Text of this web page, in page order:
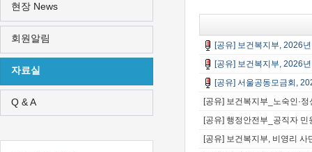
[공유] 보건복지부, 2026
[공유] 보건복지부, 2026
[공유] 서울공동모금회,
[공유] 보건복지부_노숙인·
[공유] 행정안전부_공직자
[공유] 보건복지부, 비영리
현장 News
회원알림
자료실
Q & A